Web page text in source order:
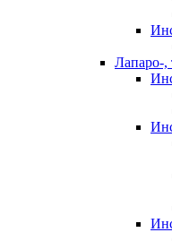
Лапаро-,